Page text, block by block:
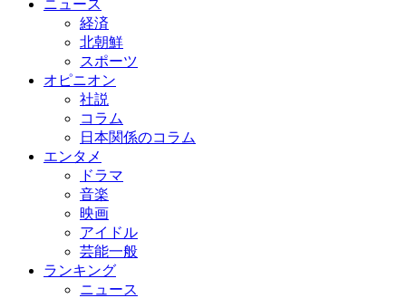
ニュース
経済
北朝鮮
スポーツ
オピニオン
社説
コラム
日本関係のコラム
エンタメ
ドラマ
音楽
映画
アイドル
芸能一般
ランキング
ニュース